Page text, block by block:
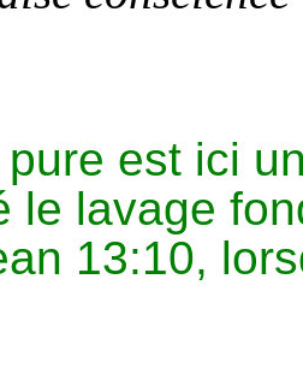
pure est ici
le lavage
13:10,